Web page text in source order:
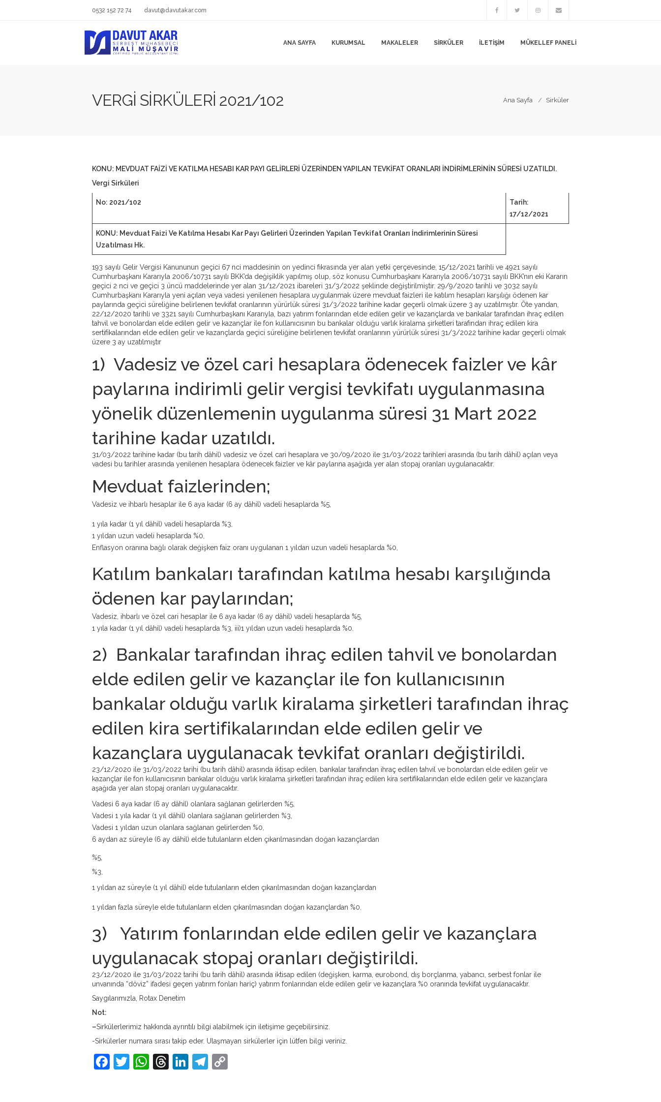
0532 152 72 74 davut@davutakar.com
ANA SAYFA KURUMSAL MAKALELER SIRKÜLER İLETIŞIM MÜKELLEF PANELI
VERGİ SİRKÜLERİ 2021/102 Ana Sayfa Sirküler
KONU: MEVDUAT FAİZİ VE KATILMA HESABI KAR PAYI GELİRLERİ ÜZERİNDEN YAPILAN TEVKİFAT ORANLARI İNDİRİMLERİNİN SÜRESİ UZATILDI.
Vergi Sirküleri
No: 2021/102
Tarih:
17/12/2021
KONU: Mevduat Faizi Ve Katılma Hesabı Kar Payı Gelirleri Üzerinden Yapılan Tevkifat Oranları İndirimlerinin Süresi
Uzatılması Hk.
193 sayılı Gelir Vergisi Kanununun geçici 67 nci maddesinin on yedinci fıkrasında yer alan yetki çerçevesinde, 15/12/2021 tarihli ve 4921 sayılı
Cumhurbaşkanı Kararıyla 2006/10731 sayılı BKK’da değişiklik yapılmış olup, söz konusu Cumhurbaşkanı Kararıyla 2006/10731 sayılı BKK’nın eki Kararın
geçici 2 nci ve geçici 3 üncü maddelerinde yer alan 31/12/2021 ibareleri 31/3/2022 şeklinde değiştirilmiştir. 29/9/2020 tarihli ve 3032 sayılı
Cumhurbaşkanı Kararıyla yeni açılan veya vadesi yenilenen hesaplara uygulanmak üzere mevduat faizleri ile katılım hesapları karşılığı ödenen kar
paylarında geçici süreliğine belirlenen tevkifat oranlarının yürürlük süresi 31/3/2022 tarihine kadar geçerli olmak üzere 3 ay uzatılmıştır. Öte yandan,
22/12/2020 tarihli ve 3321 sayılı Cumhurbaşkanı Kararıyla, bazı yatırım fonlarından elde edilen gelir ve kazançlarda ve bankalar tarafından ihraç edilen
tahvil ve bonolardan elde edilen gelir ve kazançlar ile fon kullanıcısının bu bankalar olduğu varlık kiralama şirketleri tarafından ihraç edilen kira
sertifikalarından elde edilen gelir ve kazançlarda geçici süreliğine belirlenen tevkifat oranlarının yürürlük süresi 31/3/2022 tarihine kadar geçerli olmak
üzere 3 ay uzatılmıştır
1) Vadesiz ve özel cari hesaplara ödenecek faizler ve kâr
paylarına indirimli gelir vergisi tevkifatı uygulanmasına
yönelik düzenlemenin uygulanma süresi 31 Mart 2022
tarihine kadar uzatıldı.
31/03/2022 tarihine kadar (bu tarih dâhil) vadesiz ve özel cari hesaplara ve 30/09/2020 ile 31/03/2022 tarihleri arasında (bu tarih dâhil) açılan veya
vadesi bu tarihler arasında yenilenen hesaplara ödenecek faizler ve kâr paylarına aşağıda yer alan stopaj oranları uygulanacaktır.
Mevduat faizlerinden;
Vadesiz ve ihbarlı hesaplar ile 6 aya kadar (6 ay dâhil) vadeli hesaplarda %5,
1 yıla kadar (1 yıl dâhil) vadeli hesaplarda %3,
1 yıldan uzun vadeli hesaplarda %0,
Enflasyon oranına bağlı olarak değişken faiz oranı uygulanan 1 yıldan uzun vadeli hesaplarda %0,
Katılım bankaları tarafından katılma hesabı karşılığında
ödenen kar paylarından;
Vadesiz, ihbarlı ve özel cari hesaplar ile 6 aya kadar (6 ay dâhil) vadeli hesaplarda %5,
1 yıla kadar (1 yıl dâhil) vadeli hesaplarda %3, iii)1 yıldan uzun vadeli hesaplarda %0.
2) Bankalar tarafından ihraç edilen tahvil ve bonolardan
elde edilen gelir ve kazançlar ile fon kullanıcısının
bankalar olduğu varlık kiralama şirketleri tarafından ihraç
edilen kira sertifikalarından elde edilen gelir ve
kazançlara uygulanacak tevkifat oranları değiştirildi.
23/12/2020 ile 31/03/2022 tarihi (bu tarih dâhil) arasında iktisap edilen, bankalar tarafından ihraç edilen tahvil ve bonolardan elde edilen gelir ve
kazançlar ile fon kullanıcısının bankalar olduğu varlık kiralama şirketleri tarafından ihraç edilen kira sertifikalarından elde edilen gelir ve kazançlara
aşağıda yer alan stopaj oranları uygulanacaktır.
Vadesi 6 aya kadar (6 ay dâhil) olanlara sağlanan gelirlerden %5,
Vadesi 1 yıla kadar (1 yıl dâhil) olanlara sağlanan gelirlerden %3,
Vadesi 1 yıldan uzun olanlara sağlanan gelirlerden %0,
6 aydan az süreyle (6 ay dâhil) elde tutulanların elden çıkarılmasından doğan kazançlardan
%5,
%3,
1 yıldan az süreyle (1 yıl dâhil) elde tutulanların elden çıkarılmasından doğan kazançlardan
1 yıldan fazla süreyle elde tutulanların elden çıkarılmasından doğan kazançlardan %0.
3) Yatırım fonlarından elde edilen gelir ve kazançlara
uygulanacak stopaj oranları değiştirildi.
23/12/2020 ile 31/03/2022 tarihi (bu tarih dâhil) arasında iktisap edilen (değişken, karma, eurobond, dış borçlanma, yabancı, serbest fonlar ile
unvanında “döviz” ifadesi geçen yatırım fonları hariç) yatırım fonlarından elde edilen gelir ve kazançlara %0 oranında tevkifat uygulanacaktır.
Saygılarımızla, Rotax Denetim
Not:
–Sirkülerlerimiz hakkında ayrıntılı bilgi alabilmek için iletişime geçebilirsiniz.
-Sirkülerler numara sırası takip eder. Ulaşmayan sirkülerler için lütfen bilgi veriniz.
Facebook
Twitter
WhatsApp
Threads
LinkedIn
Telegram